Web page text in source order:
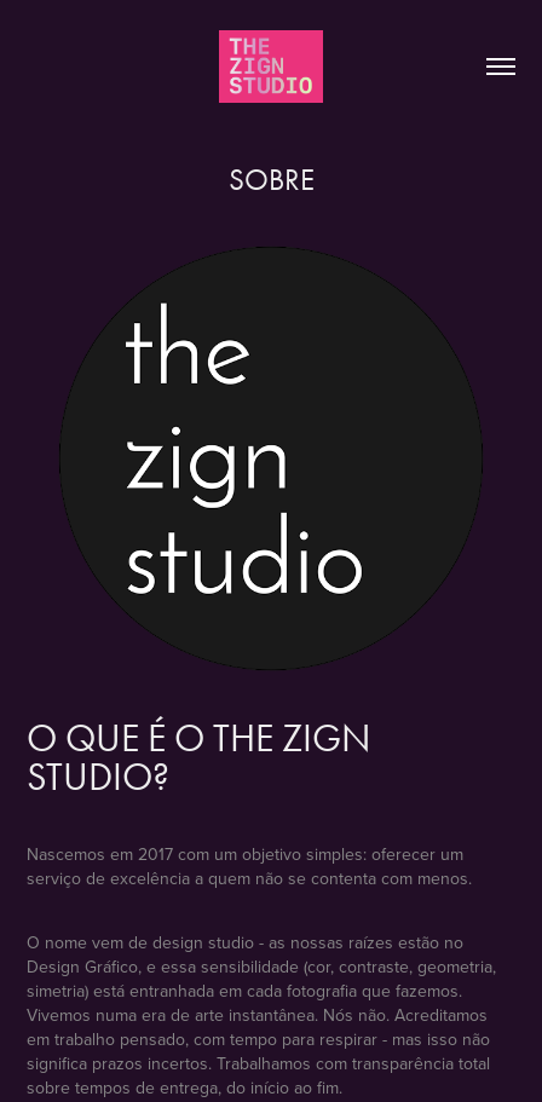
SOBRE
O QUE É O THE ZIGN
STUDIO?
Nascemos em 2017 com um objetivo simples: oferecer um
serviço de excelência a quem não se contenta com menos.
O nome vem de design studio - as nossas raízes estão no
Design Gráfico, e essa sensibilidade (cor, contraste, geometria,
simetria) está entranhada em cada fotografia que fazemos.
Vivemos numa era de arte instantânea. Nós não. Acreditamos
em trabalho pensado, com tempo para respirar - mas isso não
significa prazos incertos. Trabalhamos com transparência total
sobre tempos de entrega, do início ao fim.